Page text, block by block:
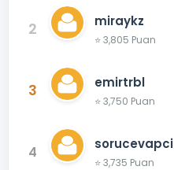
2 miraykz
⭐ 3,805 Puan
3 emirtrbl
⭐ 3,750 Puan
4 sorucevapci
⭐ 3,735 Puan